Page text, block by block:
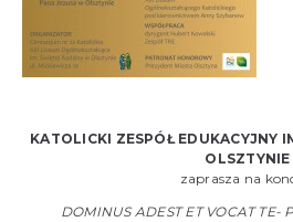
KATOLICKI ZESPÓŁ EDUKACYJNY
OLSZTYNIE
zaprasza na
DOMINUS ADEST ET VOCAT TE-